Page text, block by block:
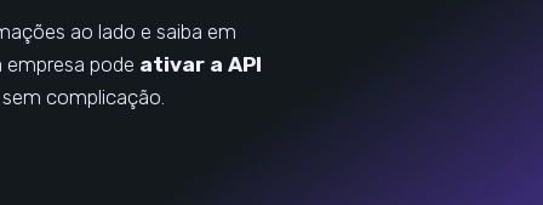
ao lado e saiba em
empresa pode ativar a API
sem complicação.